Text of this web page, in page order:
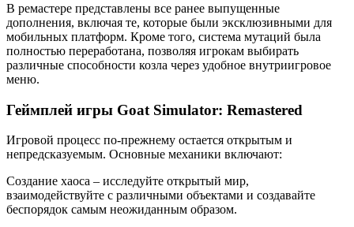
В ремастере представлены все ранее выпущенные
дополнения, включая те, которые были эксклюзивными для
мобильных платформ. Кроме того, система мутаций была
полностью переработана, позволяя игрокам выбирать
различные способности козла через удобное внутриигровое
меню.
Геймплей игры Goat Simulator: Remastered
Игровой процесс по-прежнему остается открытым и
непредсказуемым. Основные механики включают:
Создание хаоса – исследуйте открытый мир,
взаимодействуйте с различными объектами и создавайте
беспорядок самым неожиданным образом.